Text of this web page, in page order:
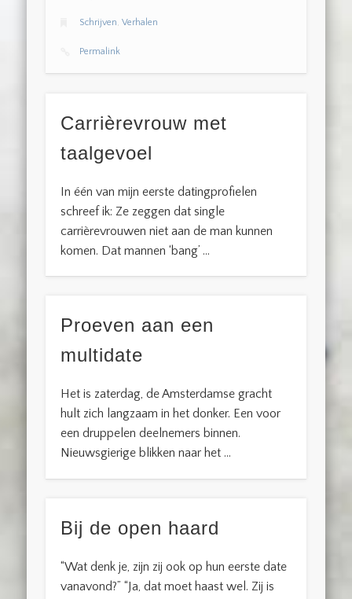
Schrijven,Verhalen
Permalink
Carrièrevrouw met
taalgevoel
In één van mijn eerste datingprofielen
schreef ik: Ze zeggen dat single
carrièrevrouwen niet aan de man kunnen
komen. Dat mannen ‘bang’ …
Proeven aan een
multidate
Het is zaterdag, de Amsterdamse gracht
hult zich langzaam in het donker. Een voor
een druppelen deelnemers binnen.
Nieuwsgierige blikken naar het …
Bij de open haard
“Wat denk je, zijn zij ook op hun eerste date
vanavond?” “Ja, dat moet haast wel. Zij is